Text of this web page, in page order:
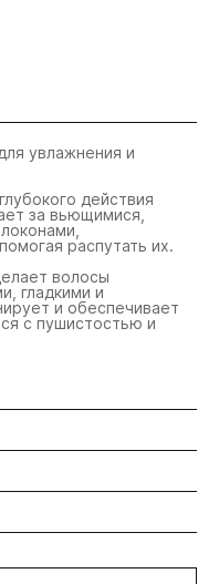
увлажнения и
действия
за вьющимися,
распутать их.
волосы
гладкими и
и обеспечивает
с пушистостью и
Подходит
поврежденных, сухих,
структурирует
этом продукте
Chloride,
Ethylhexyl
Oxide, Isopropyl